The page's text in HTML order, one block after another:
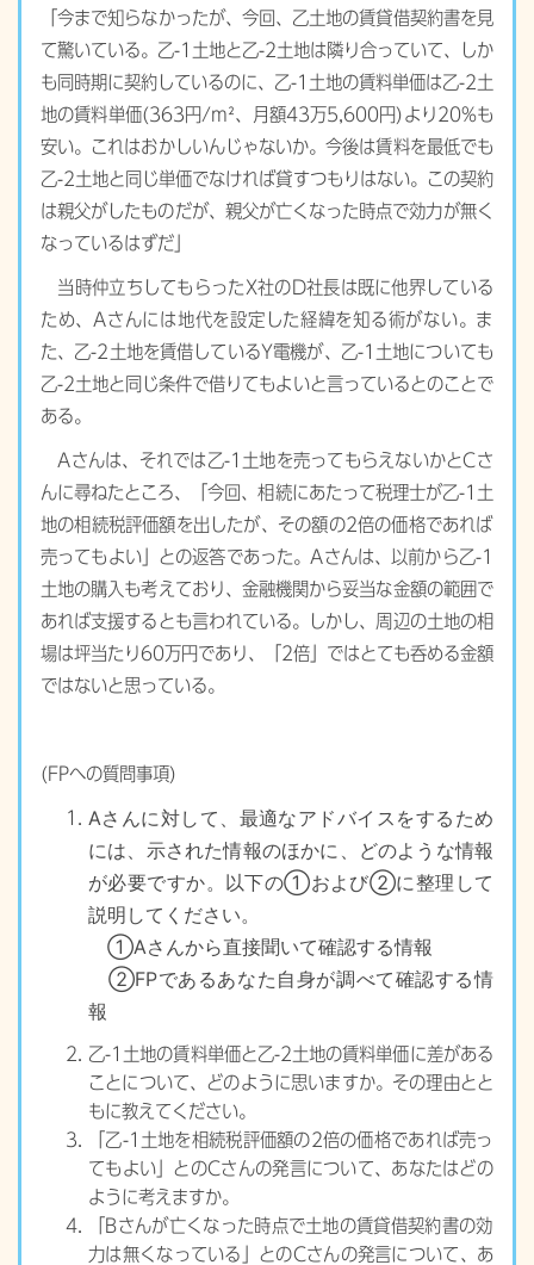
「今まで知らなかったが、今回、乙土地の賃貸借契約書を見
て驚いている。乙-1土地と乙-2土地は隣り合っていて、しか
も同時期に契約しているのに、乙-1土地の賃料単価は乙-2土
地の賃料単価(363円/m²、月額43万5,600円)より20%も
安い。これはおかしいんじゃないか。今後は賃料を最低でも
乙-2土地と同じ単価でなければ貸すつもりはない。この契約
は親父がしたものだが、親父が亡くなった時点で効力が無く
なっているはずだ」
当時仲立ちしてもらったX社のD社長は既に他界している
ため、Aさんには地代を設定した経緯を知る術がない。ま
た、乙-2土地を賃借しているY電機が、乙-1土地についても
乙-2土地と同じ条件で借りてもよいと言っているとのことで
ある。
Aさんは、それでは乙-1土地を売ってもらえないかとCさ
んに尋ねたところ、「今回、相続にあたって税理士が乙-1土
地の相続税評価額を出したが、その額の2倍の価格であれば
売ってもよい」との返答であった。Aさんは、以前から乙-1
土地の購入も考えており、金融機関から妥当な金額の範囲で
あれば支援するとも言われている。しかし、周辺の土地の相
場は坪当たり60万円であり、「2倍」ではとても呑める金額
ではないと思っている。
(FPへの質問事項)
Aさんに対して、最適なアドバイスをするため
には、示された情報のほかに、どのような情報
が必要ですか。以下の①および②に整理して
説明してください。
①Aさんから直接聞いて確認する情報
②FPであるあなた自身が調べて確認する情
報
乙-1土地の賃料単価と乙-2土地の賃料単価に差がある
ことについて、どのように思いますか。その理由とと
もに教えてください。
「乙-1土地を相続税評価額の2倍の価格であれば売っ
てもよい」とのCさんの発言について、あなたはどの
ように考えますか。
「Bさんが亡くなった時点で土地の賃貸借契約書の効
力は無くなっている」とのCさんの発言について、あ